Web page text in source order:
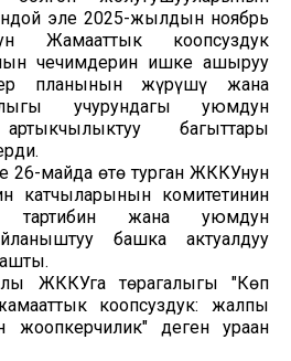
эле 2025-жылдын ноябрь
Жамааттык коопсуздук
чечимдерин ишке ашыруу
планынын жүрүшү жана
учурундагы уюмдун
багыттары
26-майда өтө турган ЖККУнун
катчыларынын комитетинин
жана уюмдун
башка актуалдуу
ЖККУга төрагалыгы "Көп
коопсуздук: жалпы
жоопкерчилик" деген ураан